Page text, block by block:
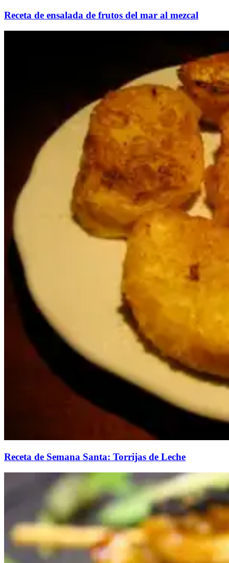
Receta de ensalada de frutos del mar al mezcal
Receta de Semana Santa: Torrijas de Leche